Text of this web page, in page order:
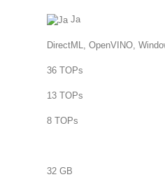
Ja
DirectML, OpenVINO,
36 TOPs
13 TOPs
8 TOPs
32 GB